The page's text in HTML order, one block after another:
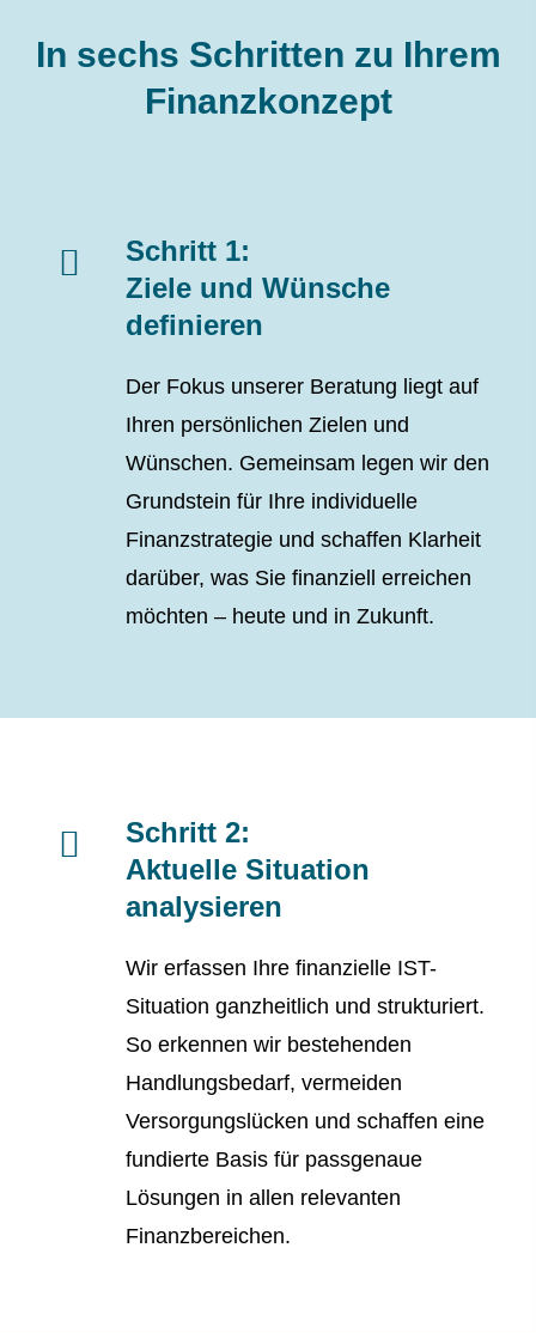
In sechs Schritten zu Ihrem
Finanzkonzept
Schritt 1:
Ziele und Wünsche
definieren
Der Fokus unserer Beratung liegt auf
Ihren persönlichen Zielen und
Wünschen. Gemeinsam legen wir den
Grundstein für Ihre individuelle
Finanzstrategie und schaffen Klarheit
darüber, was Sie finanziell erreichen
möchten – heute und in Zukunft.
Schritt 2:
Aktuelle Situation
analysieren
Wir erfassen Ihre finanzielle IST-
Situation ganzheitlich und strukturiert.
So erkennen wir bestehenden
Handlungsbedarf, vermeiden
Versorgungslücken und schaffen eine
fundierte Basis für passgenaue
Lösungen in allen relevanten
Finanzbereichen.